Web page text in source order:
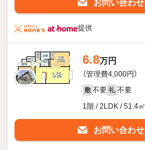
お問い合わせ
提供
6.8万円
（管理費4,000円）
敷 不要 礼 不要
1階 / 2LDK / 51.4㎡
お問い合わせ